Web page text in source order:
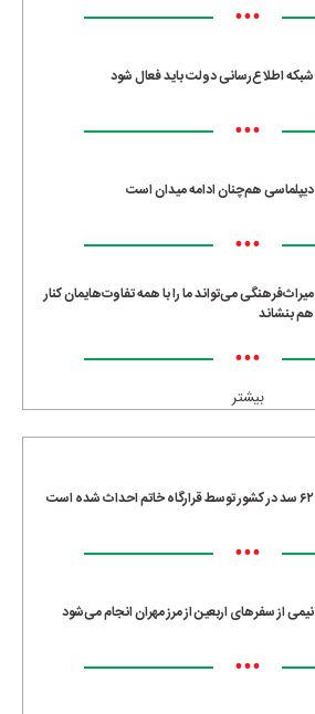
•••
شبکه اطلاع‌رسانی دولت باید فعال شود
•••
دیپلماسی هم‌چنان ادامه میدان است
•••
میراث‌فرهنگی می‌تواند ما را با همه تفاوت‌هایمان کنار
هم بنشاند
•••
بیشتر
۶۲ سد در کشور توسط قرارگاه خاتم احداث شده است
•••
نیمی از سفرهای اربعین از مرز مهران انجام می‌شود
•••